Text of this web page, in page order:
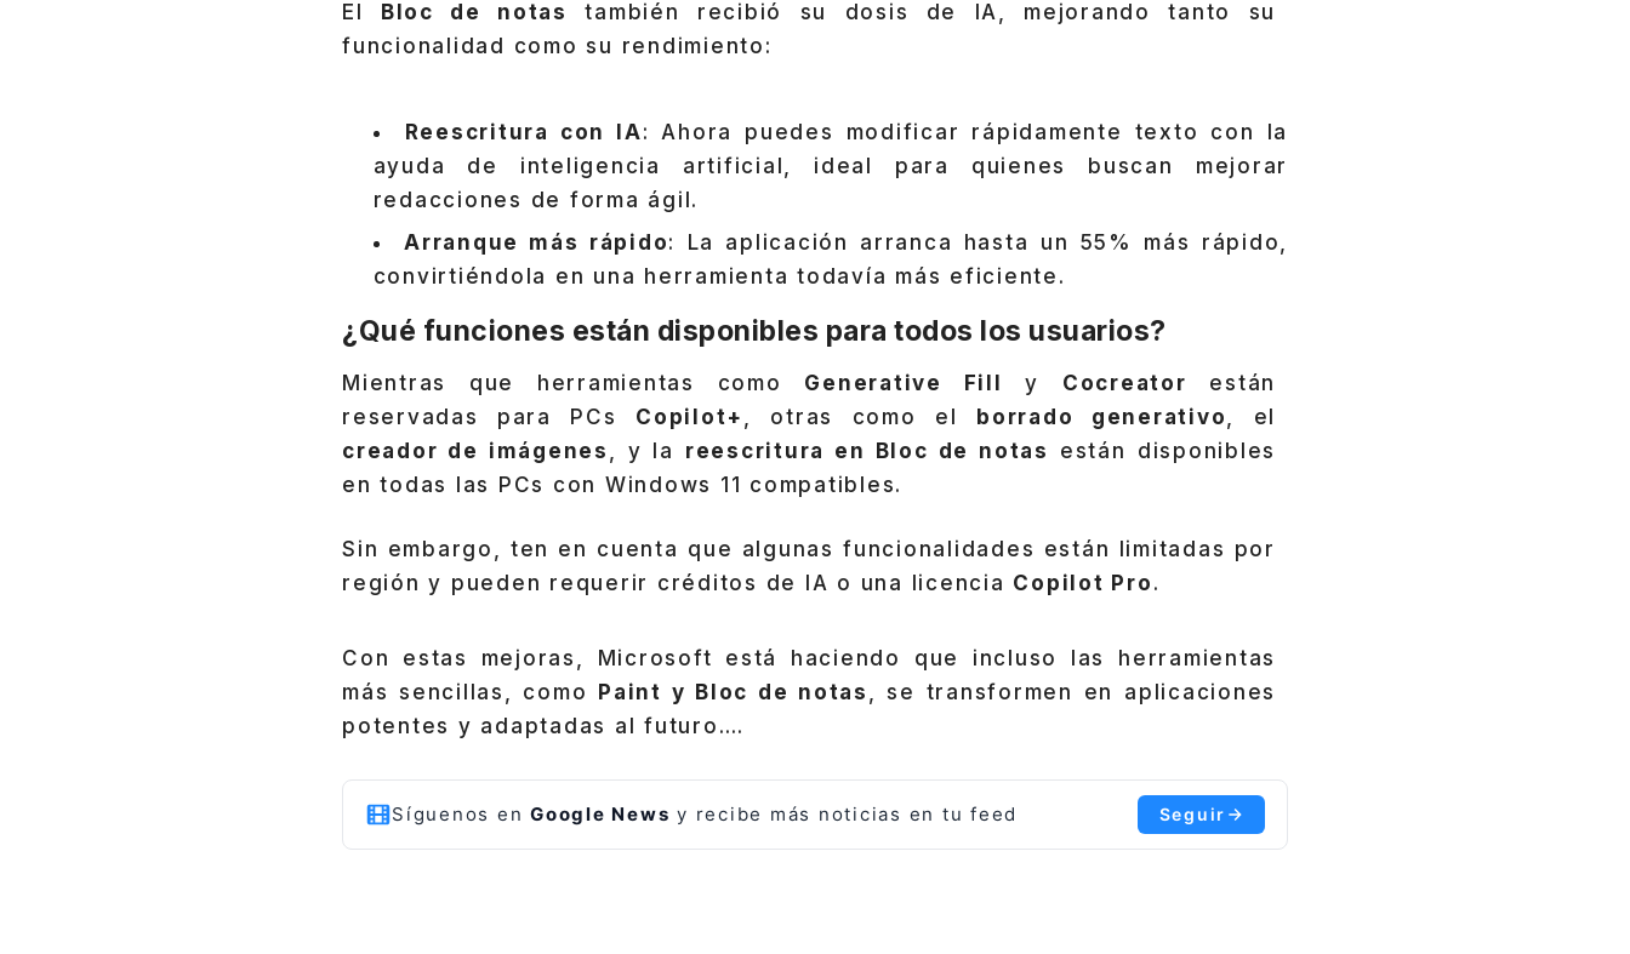
El Bloc de notas
también recibió su dosis de IA, mejorando tanto su
funcionalidad como su rendimiento:
Reescritura con IA: Ahora puedes modificar rápidamente texto con la
ayuda de inteligencia artificial, ideal para quienes buscan mejorar
redacciones de forma ágil.
Arranque más rápido: La aplicación arranca hasta un 55% más rápido,
convirtiéndola en una herramienta todavía más eficiente.
¿Qué funciones están disponibles para todos los usuarios?
Mientras que herramientas como Generative Fill y Cocreator están
reservadas para PCs Copilot+ , otras como el borrado generativo
, el
creador de imágenes
, y la reescritura en Bloc de notas
están disponibles
en todas las PCs con Windows 11 compatibles.
Sin embargo, ten en cuenta que algunas funcionalidades están limitadas por
región y pueden requerir créditos de IA o una licencia Copilot Pro .
Con estas mejoras, Microsoft está haciendo que incluso las herramientas
más sencillas, como Paint y Bloc de notas
, se transformen en aplicaciones
potentes y adaptadas al futuro….
Síguenos en Google News y recibe más noticias en tu feed Seguir